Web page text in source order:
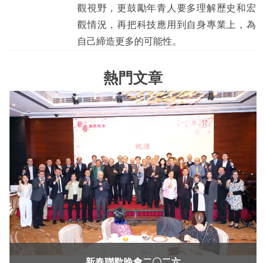
觀視野，更鼓勵年青人要多理解歷史和宏
觀情況，再把科技應用到自身專業上，為
自己締造更多的可能性。
熱門文章